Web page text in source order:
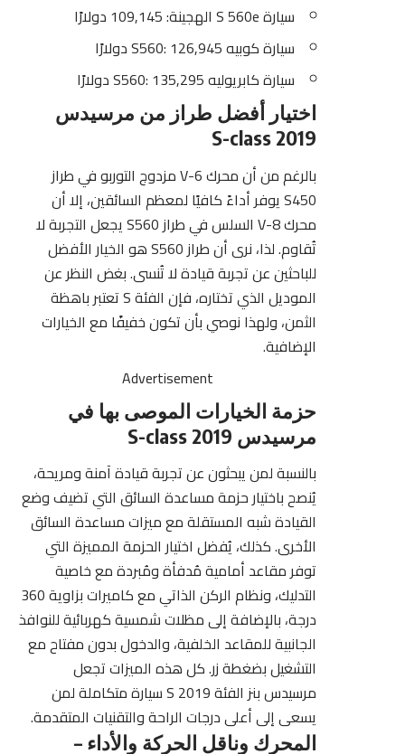
سيارة S 560e الهجينة: 109,145 دولارًا
سيارة كوبيه S560: 126,945 دولارًا
سيارة كابريوليه S560: 135,295 دولارًا
اختيار أفضل طراز من مرسيدس​
2019 S-class
بالرغم من أن محرك V-6 مزدوج التوربو في طراز
S450 يوفر أداءً كافيًا لمعظم السائقين، إلا أن
محرك V-8 السلس في طراز S560 يجعل التجربة لا
تُقاوم. لذا، نرى أن طراز S560 هو الخيار الأفضل
للباحثين عن تجربة قيادة لا تُنسى. بغض النظر عن
الموديل الذي تختاره، فإن الفئة S تعتبر باهظة
الثمن، ولهذا نوصي بأن تكون خفيفًا مع الخيارات
الإضافية.
Advertisement
حزمة الخيارات الموصى بها في
مرسيدس​ 2019 S-class
بالنسبة لمن يبحثون عن تجربة قيادة آمنة ومريحة،
يُنصح باختيار حزمة مساعدة السائق التي تضيف وضع
القيادة شبه المستقلة مع ميزات مساعدة السائق
الأخرى. كذلك، يُفضل اختيار الحزمة المميزة التي
توفر مقاعد أمامية مُدفأة ومُبردة مع خاصية
التدليك، ونظام الركن الذاتي مع كاميرات بزاوية 360
درجة، بالإضافة إلى مظلات شمسية كهربائية للنوافذ
الجانبية للمقاعد الخلفية، والدخول بدون مفتاح مع
التشغيل بضغطة زر. كل هذه الميزات تجعل
مرسيدس بنز الفئة S 2019 سيارة متكاملة لمن
يسعى إلى أعلى درجات الراحة والتقنيات المتقدمة.
المحرك وناقل الحركة والأداء –